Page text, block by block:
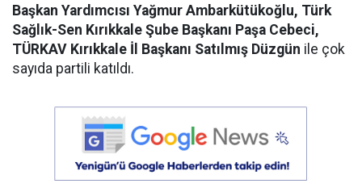
Başkan Yardımcısı Yağmur Ambarkütükoğlu, Türk
Sağlık-Sen Kırıkkale Şube Başkanı Paşa Cebeci,
TÜRKAV Kırıkkale İl Başkanı Satılmış Düzgün ile çok
sayıda partili katıldı.